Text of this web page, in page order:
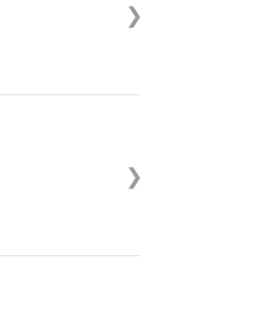
❯
❯